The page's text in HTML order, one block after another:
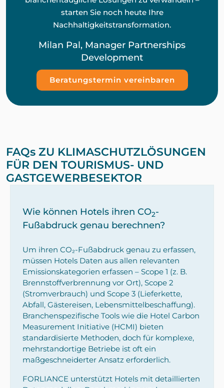
starten Sie noch heute Ihre
Nachhaltigkeitstransformation.
Milan Pal, Manager Partnerships
Development
Beratungstermin vereinbaren
FAQs ZU KLIMASCHUTZLÖSUNGEN
FÜR DEN TOURISMUS- UND
GASTGEWERBESEKTOR
Wie können Hotels ihren CO2-
Fußabdruck genau berechnen?
Um ihren CO₂-Fußabdruck genau zu erfassen,
müssen Hotels Daten aus allen relevanten
Emissionskategorien erfassen – Scope 1 (z. B.
Brennstoffverbrennung vor Ort), Scope 2
(Stromverbrauch) und Scope 3 (Lieferkette,
Abfall, Gästereisen, Lebensmittelbeschaffung).
Branchenspezifische Tools wie die Hotel Carbon
Measurement Initiative (HCMI) bieten
standardisierte Methoden, doch für komplexe,
mehrstandortige Betriebe ist oft ein
maßgeschneiderter Ansatz erforderlich.
FORLIANCE unterstützt Hotels mit detaillierten